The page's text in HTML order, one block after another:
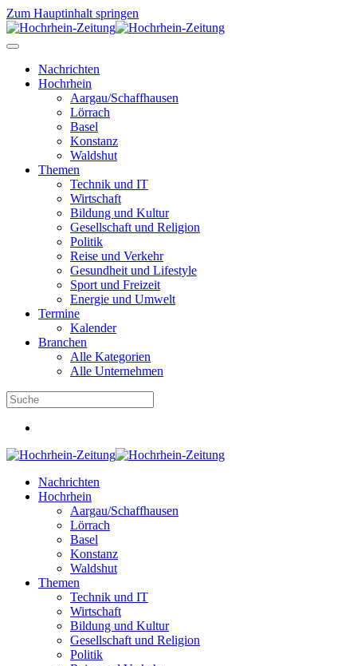
Zum Hauptinhalt springen
Nachrichten
Hochrhein
Aargau/Schaffhausen
Lörrach
Basel
Konstanz
Waldshut
Themen
Technik und IT
Wirtschaft
Bildung und Kultur
Gesellschaft und Religion
Politik
Reise und Verkehr
Gesundheit und Lifestyle
Sport und Freizeit
Energie und Umwelt
Termine
Kalender
Branchen
Alle Kategorien
Alle Unternehmen
Nachrichten
Hochrhein
Aargau/Schaffhausen
Lörrach
Basel
Konstanz
Waldshut
Themen
Technik und IT
Wirtschaft
Bildung und Kultur
Gesellschaft und Religion
Politik